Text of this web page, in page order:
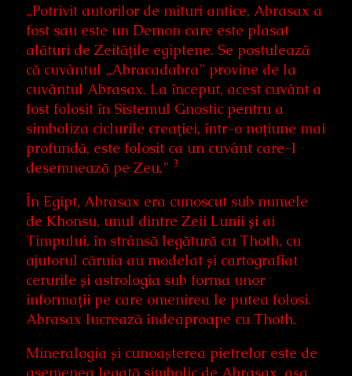
„Potrivit autorilor de mituri antice, Abrasax a
fost sau este un Demon care este plasat
alături de Zeitățile egiptene. Se postulează
că cuvântul „Abracadabra” provine de la
cuvântul Abrasax. La început, acest cuvânt a
fost folosit în Sistemul Gnostic pentru a
simboliza ciclurile creației, într-o noțiune mai
profundă, este folosit ca un cuvânt care-l
desemnează pe Zeu.” 3
În Egipt, Abrasax era cunoscut sub numele
de Khonsu, unul dintre Zeii Lunii și ai
Timpului, în strânsă legătură cu Thoth, cu
ajutorul căruia au modelat și cartografiat
cerurile și astrologia sub forma unor
informații pe care omenirea le putea folosi.
Abrasax lucrează îndeaproape cu Thoth.
Mineralogia și cunoașterea pietrelor este de
asemenea legată simbolic de Abrasax, așa